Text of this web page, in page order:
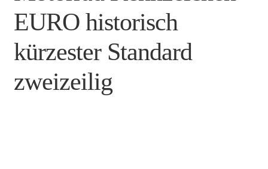
n
b
i
e
EURO historisch
kürzester Standard
zweizeilig